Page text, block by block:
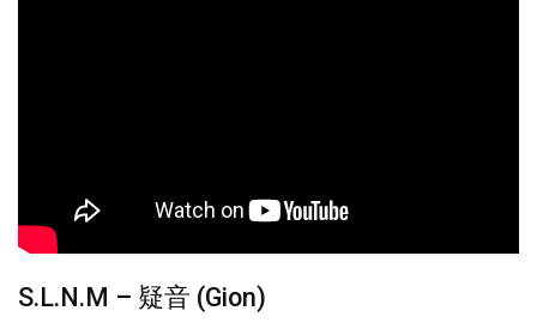
S.L.N.M – 疑音 (Gion)